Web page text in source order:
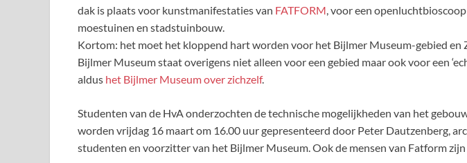
dak is plaats voor kunstmanifestaties van FATFORM , voor een
moestuinen en stadstuinbouw.
Kortom: het moet het kloppend hart worden voor het Bijlmer Museum-gebied en
Bijlmer Museum staat overigens niet alleen voor een gebied maar ook voor een
aldus het Bijlmer Museum over zichzelf.
Studenten van de HvA onderzochten de technische mogelijkheden van het
worden vrijdag 16 maart om 16.00 uur gepresenteerd door Peter Dautzenberg,
studenten en voorzitter van het Bijlmer Museum. Ook de mensen van Fatform zijn